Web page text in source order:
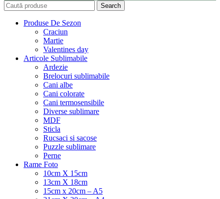
Search
Produse De Sezon
Craciun
Martie
Valentines day
Articole Sublimabile
Ardezie
Brelocuri sublimabile
Cani albe
Cani colorate
Cani termosensibile
Diverse sublimare
MDF
Sticla
Rucsaci si sacose
Puzzle sublimare
Perne
Rame Foto
10cm X 15cm
13cm X 18cm
15cm x 20cm – A5